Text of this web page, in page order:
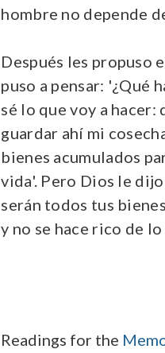
hombre no depende
Después les propuso
puso a pensar: '¿Qué
sé lo que voy a
guardar ahí mi
bienes acumulados
vida'. Pero Dios le
serán todos tus
y no se hace rico de
Readings for the